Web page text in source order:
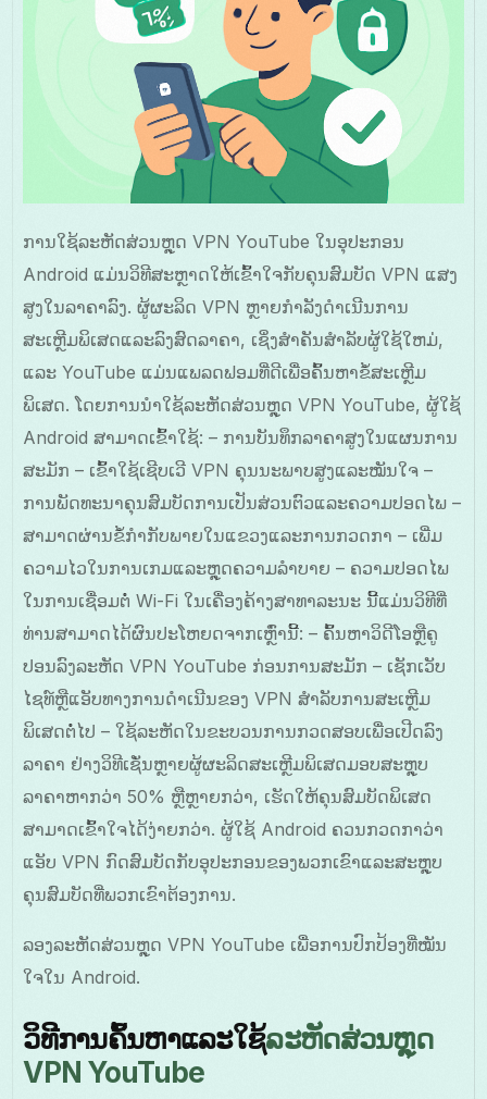
ການໃຊ້ລະຫັດສ່ວນຫຼຸດ VPN YouTube ໃນອຸປະກອນ
Android ແມ່ນວິທີສະຫຼາດໃຫ້ເຂົ້າໃຈກັບຄຸນສົມບັດ VPN ແສງ
ສູງໃນລາຄາລົງ. ຜູ້ຜະລິດ VPN ຫຼາຍກຳລັງດຳເນີນການ
ສະເຫຼີມພິເສດແລະລົງສົດລາຄາ, ເຊິ່ງສໍາຄັນສໍາລັບຜູ້ໃຊ້ໃຫມ່,
ແລະ YouTube ແມ່ນແພລດຟອມທີ່ດີເພື່ອຄົ້ນຫາຂໍ້ສະເຫຼີມ
ພິເສດ. ໂດຍການນຳໃຊ້ລະຫັດສ່ວນຫຼຸດ VPN YouTube, ຜູ້ໃຊ້
Android ສາມາດເຂົ້າໃຊ້: – ການບັນທຶກລາຄາສູງໃນແຜນການ
ສະມັກ – ເຂົ້າໃຊ້ເຊີບເວີ VPN ຄຸນນະພາບສູງແລະໝັນໃຈ –
ການພັດທະນາຄຸນສົມບັດການເປັນສ່ວນຕົວແລະຄວາມປອດໄພ –
ສາມາດຜ່ານຂໍ້ກຳກັບພາຍໃນແຂວງແລະການກວດກາ – ເພີ່ມ
ຄວາມໄວໃນການເກມແລະຫຼຸດຄວາມລໍາບາຍ – ຄວາມປອດໄພ
ໃນການເຊື່ອມຕໍ່ Wi-Fi ໃນເຄື່ອງຄ້າງສາທາລະນະ ນີ້ແມ່ນວິທີທີ່
ທ່ານສາມາດໄດ້ຜົນປະໂຫຍດຈາກເຫຼົ່ານີ້: – ຄົ້ນຫາວິດີໂອຫຼືຄູ
ປອນລົງລະຫັດ VPN YouTube ກ່ອນການສະມັກ – ເຊັກເວັບ
ໄຊທ໌ຫຼືແອັບທາງການດຳເນີນຂອງ VPN ສຳລັບການສະເຫຼີມ
ພິເສດຕໍ່ໄປ – ໃຊ້ລະຫັດໃນຂະບວນການກວດສອບເພື່ອເປີດລົງ
ລາຄາ ຢ່າງວິທີເຊັ່ນຫຼາຍຜູ້ຜະລິດສະເຫຼີມພິເສດມອບສະຫຼຸບ
ລາຄາຫາກວ່າ 50% ຫຼືຫຼາຍກວ່າ, ເຮັດໃຫ້ຄຸນສົມບັດພິເສດ
ສາມາດເຂົ້າໃຈໄດ້ງ່າຍກວ່າ. ຜູ້ໃຊ້ Android ຄວນກວດກາວ່າ
ແອັບ VPN ກົດສົມບັດກັບອຸປະກອນຂອງພວກເຂົາແລະສະຫຼຸບ
ຄຸນສົມບັດທີ່ພວກເຂົາຕ້ອງການ.
ລອງລະຫັດສ່ວນຫຼຸດ VPN YouTube ເພື່ອການປົກປ້ອງທີ່ໝັນ
ໃຈໃນ Android.
ວິທີການຄົ້ນຫາແລະໃຊ້ລະຫັດສ່ວນຫຼຸດ
VPN YouTube